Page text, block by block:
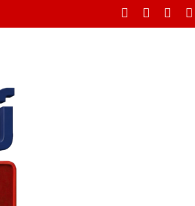
สะพาน บรรเทาทุกข์ชาวบ้านหลังน้ำป่าหลาก